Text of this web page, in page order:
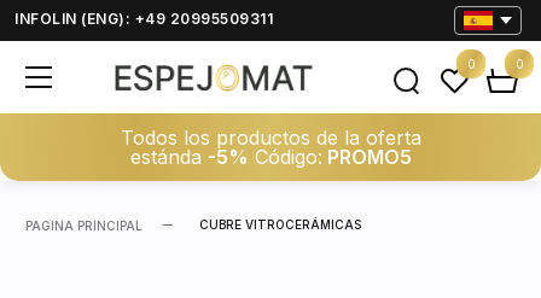
INFOLIN (ENG): +49 20995509311
Todos los productos de la oferta
estánda -5% Código: PROMO5
0 0
PAGINA PRINCIPAL CUBRE VITROCERÁMICAS